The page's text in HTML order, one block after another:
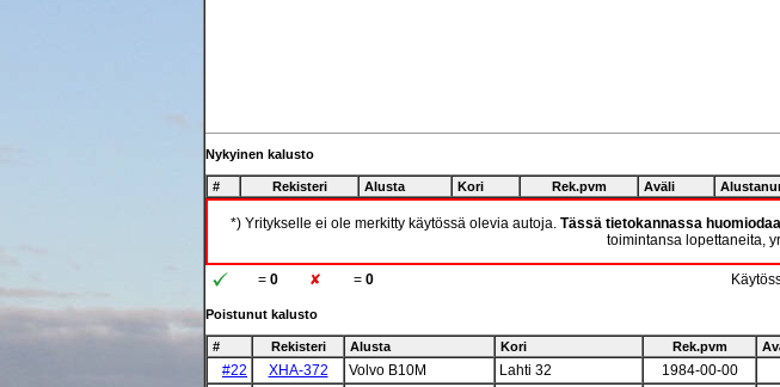
Nykyinen kalusto
# Rekisteri Alusta Kori Rek.pvm Aväli
*) Yritykselle ei ole merkitty käytössä olevia autoja. Tässä tietokannassa
toimintansa lopettaneita,
= 0 = 0
Poistunut kalusto
# Rekisteri Alusta Kori Rek.pvm
#22 XHA-372 Volvo B10M Lahti 32 1984-00-00